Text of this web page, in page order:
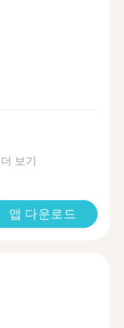
더 보기
앱 다운로드